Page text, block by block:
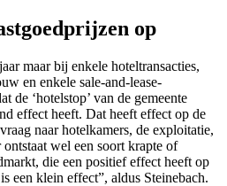
op
maar bij enkele hoteltransacties,
en enkele sale-and-lease-
de ‘hotelstop’ van de gemeente
effect heeft. Dat heeft effect op de
naar hotelkamers, de exploitatie,
wel een soort krapte of
die een positief effect heeft op
een klein effect”, aldus Steinebach.